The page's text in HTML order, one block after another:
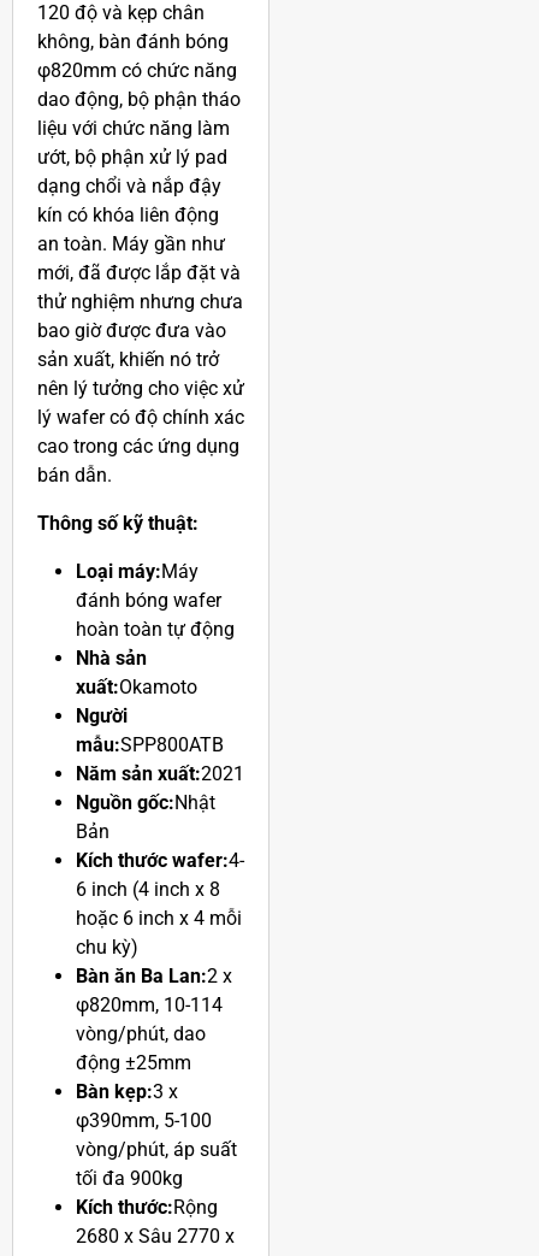
120 độ và kẹp chân
không, bàn đánh bóng
φ820mm có chức năng
dao động, bộ phận tháo
liệu với chức năng làm
ướt, bộ phận xử lý pad
dạng chổi và nắp đậy
kín có khóa liên động
an toàn. Máy gần như
mới, đã được lắp đặt và
thử nghiệm nhưng chưa
bao giờ được đưa vào
sản xuất, khiến nó trở
nên lý tưởng cho việc xử
lý wafer có độ chính xác
cao trong các ứng dụng
bán dẫn.
Thông số kỹ thuật:
Loại máy:Máy
đánh bóng wafer
hoàn toàn tự động
Nhà sản
xuất:Okamoto
Người
mẫu:SPP800ATB
Năm sản xuất:2021
Nguồn gốc:Nhật
Bản
Kích thước wafer:4-
6 inch (4 inch x 8
hoặc 6 inch x 4 mỗi
chu kỳ)
Bàn ăn Ba Lan:2 x
φ820mm, 10-114
vòng/phút, dao
động ±25mm
Bàn kẹp:3 x
φ390mm, 5-100
vòng/phút, áp suất
tối đa 900kg
Kích thước:Rộng
2680 x Sâu 2770 x